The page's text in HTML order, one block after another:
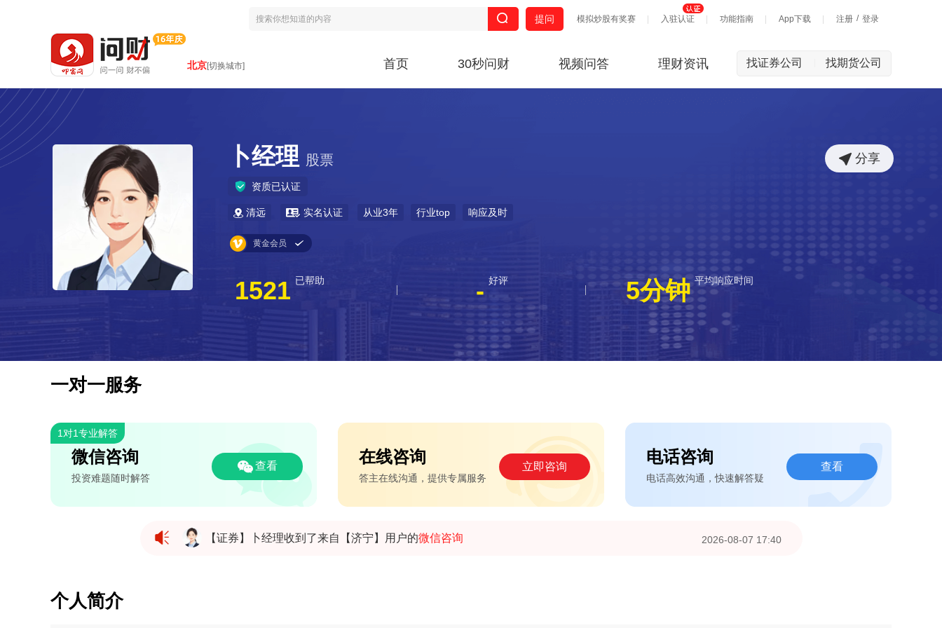
模拟炒股有奖赛 入驻认证 功能指南 App下载 注册 / 登录
提问
北京[切换城市] 首页 30秒问财 视频问答 理财资讯 找证券公司 找期货公司
卜经理 股票
资质已认证
清远 实名认证 从业3年 行业top 响应及时
黄金会员
1521 已帮助 - 好评 5分钟 平均响应时间
分享
一对一服务
1对1专业解答
微信咨询
投资难题随时解答
查看 在线咨询
答主在线沟通，提供专属服务
立即咨询
电话咨询
电话高效沟通，快速解答疑
查看
【证券】卜经理收到了来自【北京】用户的预约咨询
个人简介